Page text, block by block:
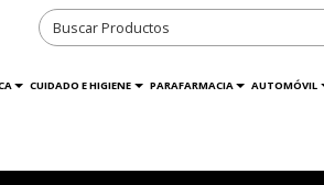
CUIDADO E HIGIENE PARAFARMACIA AUTOMÓVIL